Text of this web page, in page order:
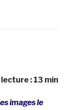
lecture : 13 min
images le